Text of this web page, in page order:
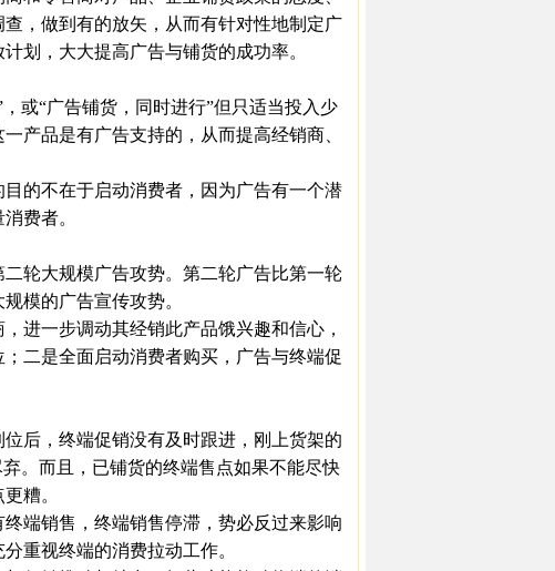
，做到有的放矢，从而有针对性地制定广
划，大大提高广告与铺货的成功率。
“广告铺货，同时进行”但只适当投入少
产品是有广告支持的，从而提高经销商、
的不在于启动消费者，因为广告有一个潜
费者。
轮大规模广告攻势。第二轮广告比第一轮
模的广告宣传攻势。
一步调动其经销此产品饿兴趣和信心，
二是全面启动消费者购买，广告与终端促
后，终端促销没有及时跟进，刚上货架的
。而且，已铺货的终端售点如果不能尽快
糟。
端销售，终端销售停滞，势必反过来影响
重视终端的消费拉动工作。